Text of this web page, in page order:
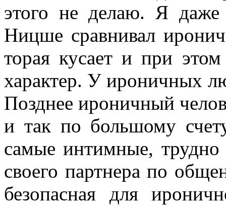
этого не делаю. Я
Ницше сравнивал
торая кусает и при
характер. У ироничных
Позднее ироничный
и так по большому
самые интимные, трудно
своего партнера по
безопасная для